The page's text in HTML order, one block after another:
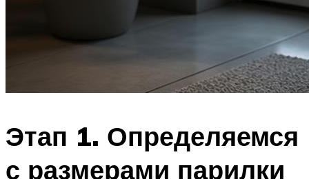
Этап 1. Определяемся
с размерами парилки